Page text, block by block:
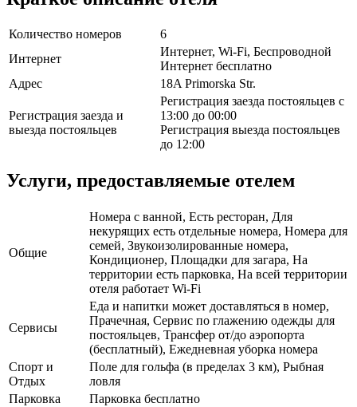
Количество номеров
6
Интернет
Интернет, Wi-Fi, Беспроводной
Интернет бесплатно
Адрес
18A Primorska Str.
Регистрация заезда и
выезда постояльцев
Регистрация заезда постояльцев с
13:00 до 00:00
Регистрация выезда постояльцев
до 12:00
Услуги, предоставляемые отелем
Общие
Номера с ванной, Есть ресторан, Для
некурящих есть отдельные номера, Номера для
семей, Звукоизолированные номера,
Кондиционер, Площадки для загара, На
территории есть парковка, На всей территории
отеля работает Wi-Fi
Сервисы
Еда и напитки может доставляться в номер,
Прачечная, Сервис по глажению одежды для
постояльцев, Трансфер от/до аэропорта
(бесплатный), Ежедневная уборка номера
Спорт и
Отдых
Поле для гольфа (в пределах 3 км), Рыбная
ловля
Парковка
Парковка бесплатно